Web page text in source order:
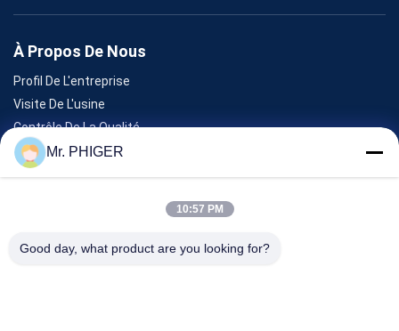
À Propos De Nous
Profil De L'entreprise
Visite De L'usine
Contrôle De La Qualité
Plan Du Site
Événements
Mr. PHIGER
10:57 PM
Good day, what product are you looking for?